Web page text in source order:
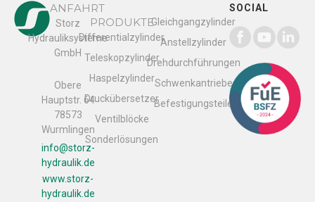
ANFAHRT
Storz
Hydrauliksysteme
GmbH
Obere
Hauptstr. 64
78573
Wurmlingen
info@storz-
hydraulik.de
www.storz-
hydraulik.de
PRODUKTE
Differentialzylinder
Teleskopzylinder
Haspelzylinder
Druckübersetzer
Ventilblöcke
Sonderlösungen
Gleichgangzylinder
Anstellzylinder
Drehdurchführungen
Schwenkantriebe
Befestigungsteile
SOCIAL